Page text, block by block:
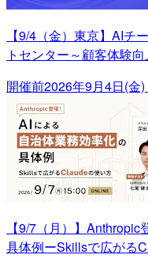
【9/4（金）東京】AIチ
トセンター～顧客体験
開催前2026年9月4日(金)
【9/7（月）】
具体例ーSkillsで広がる